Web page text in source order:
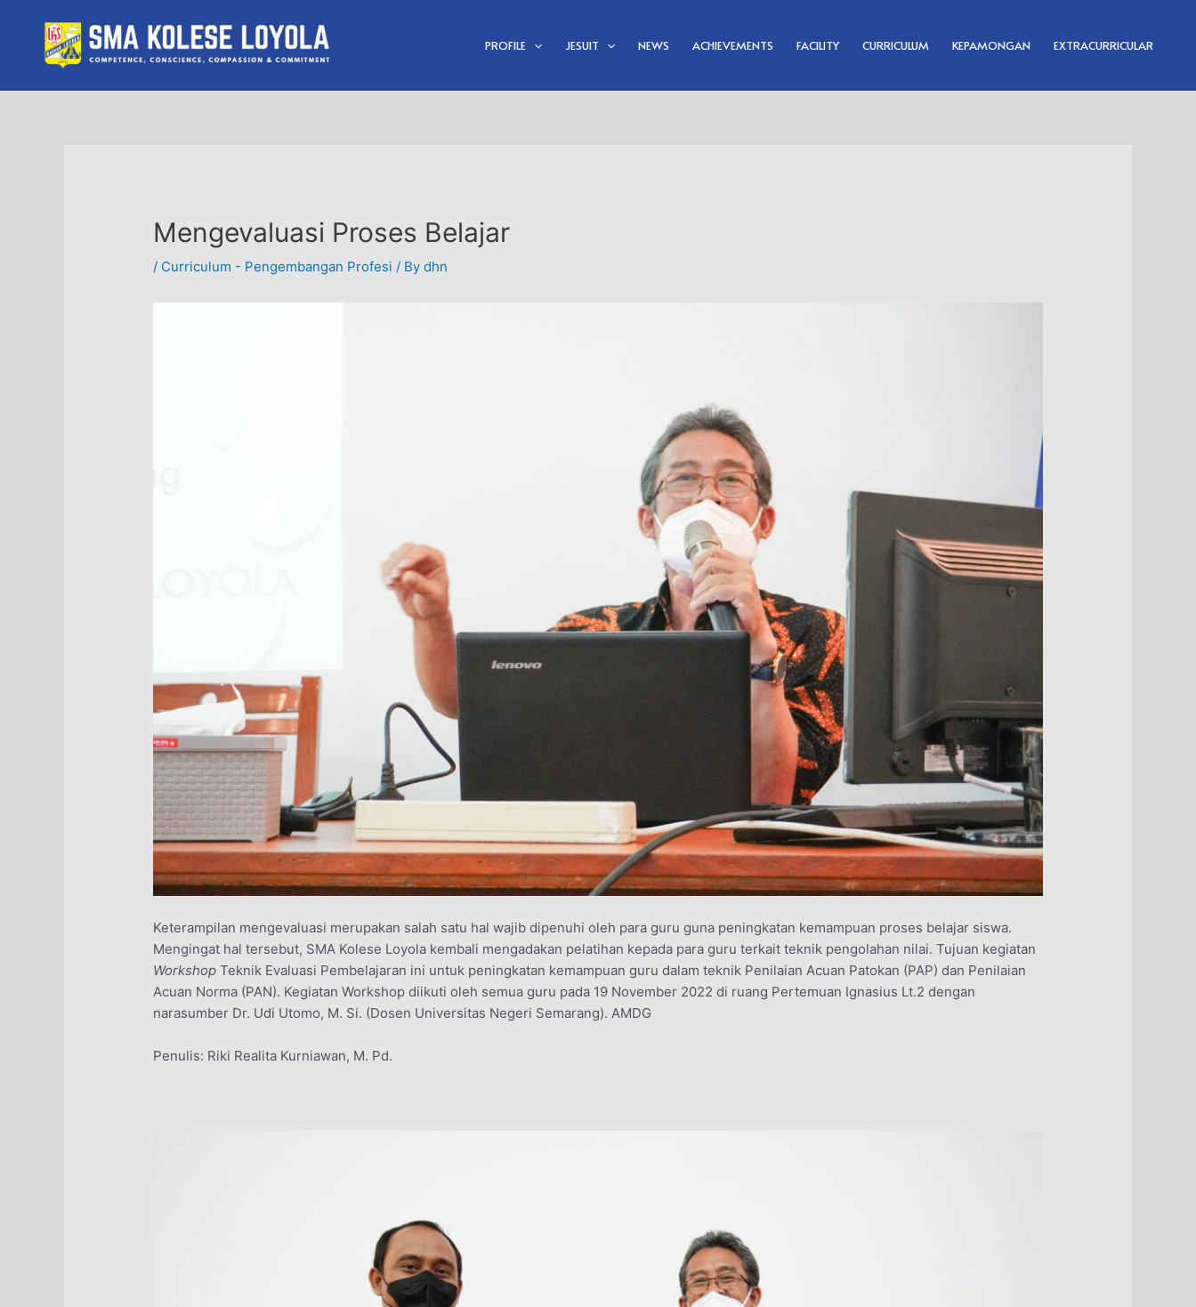
content
PROFILE JESUIT NEWS ACHIEVEMENTS FACILITY CURRICULUM KEPAMONGAN EXTRACURRICULAR
Mengevaluasi Proses Belajar
/ Curriculum - Pengembangan Profesi / Bydhn
Keterampilan mengevaluasi merupakan salah satu hal wajib dipenuhi oleh para guru guna peningkatan kemampuan proses belajar siswa.
Mengingat hal tersebut, SMA Kolese Loyola kembali mengadakan pelatihan kepada para guru terkait teknik pengolahan nilai. Tujuan kegiatan
Workshop Teknik Evaluasi Pembelajaran ini untuk peningkatan kemampuan guru dalam teknik Penilaian Acuan Patokan (PAP) dan Penilaian
Acuan Norma (PAN). Kegiatan Workshop diikuti oleh semua guru pada 19 November 2022 di ruang Pertemuan Ignasius Lt.2 dengan
narasumber Dr. Udi Utomo, M. Si. (Dosen Universitas Negeri Semarang). AMDG
Penulis: Riki Realita Kurniawan, M. Pd.